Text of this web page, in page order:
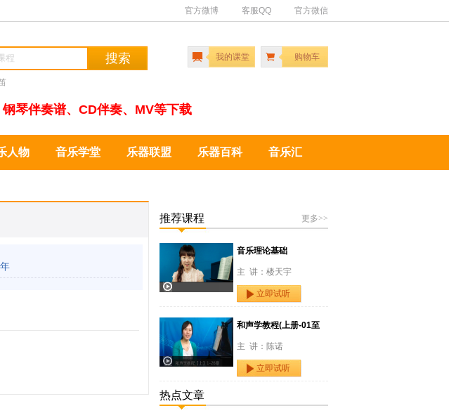
官方微博 客服QQ 官方微信
搜索 我的课堂 购物车
琴伴奏谱、CD伴奏、MV等下载
人物 音乐学堂 乐器联盟 乐器百科 音乐汇
更多>>
推荐课程
音乐理论基础
主 讲：楼天宇
立即试听
和声学教程(上册-01至
主 讲：陈诺
立即试听
热点文章